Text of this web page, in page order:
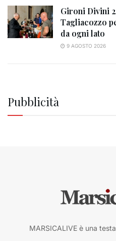
Gironi Divini
Tagliacozzo
da ogni lato
9 AGOSTO 2026
Pubblicità
MARSICALIVE è una